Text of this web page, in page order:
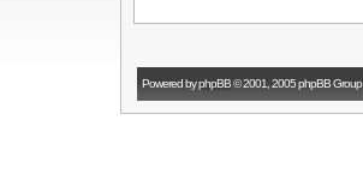
Powered byphpBB© 2001, 2005 phpBB Group